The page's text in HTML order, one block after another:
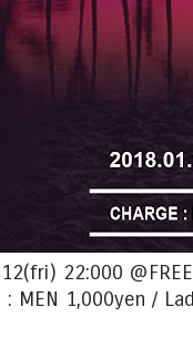
22:000
: MEN 1,000yen /